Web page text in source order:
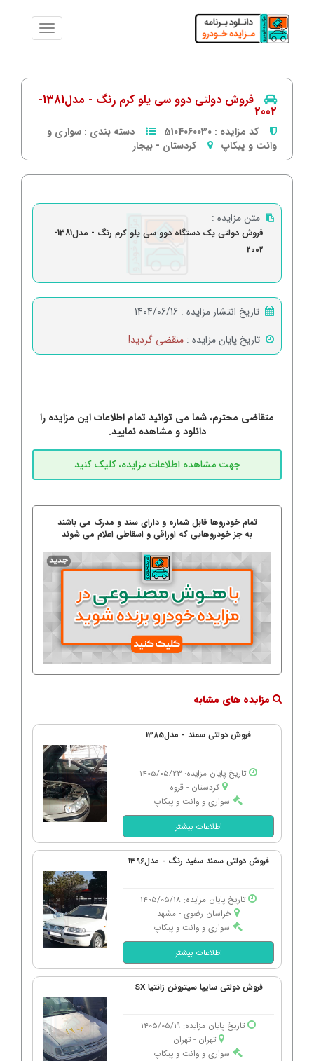
فروش دولتی دوو سی یلو کرم رنگ - مدل1381-
2002
کد مزایده : 5104060030 دسته بندی : سواری و
وانت و پیکاپ
کردستان - بیجار
متن مزایده :
فروش دولتی یک دستگاه دوو سی یلو کرم رنگ - مدل1381-
2002
تاریخ انتشار مزایده : 1404/06/16
تاریخ پایان مزایده : منقضی گردید!
متقاضی محترم، شما می توانید تمام اطلاعات این مزایده را
دانلود و مشاهده نمایید.
تمام خودروها قابل شماره و دارای سند و مدرک می باشند
به جز خودروهایی که اوراقی و اسقاطی اعلام می شوند
مزایده های مشابه
فروش دولتی سمند - مدل1385
تاریخ پایان مزایده: 1405/05/23
کردستان - قروه
سواری و وانت و پیکاپ
اطلاعات بیشتر
فروش دولتی سمند سفید رنگ - مدل1396
تاریخ پایان مزایده: 1405/05/18
خراسان رضوی - مشهد
سواری و وانت و پیکاپ
اطلاعات بیشتر
فروش دولتی سایپا سیتروئن زانتیا SX
تاریخ پایان مزایده: 1405/05/19
تهران - تهران
سواری و وانت و پیکاپ